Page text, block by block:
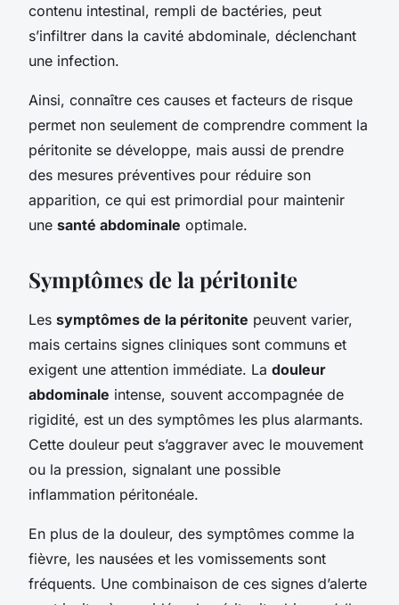
contenu intestinal, rempli de bactéries, peut
s’infiltrer dans la cavité abdominale, déclenchant
une infection.
Ainsi, connaître ces causes et facteurs de risque
permet non seulement de comprendre comment la
péritonite se développe, mais aussi de prendre
des mesures préventives pour réduire son
apparition, ce qui est primordial pour maintenir
une santé abdominale optimale.
Symptômes de la péritonite
Les symptômes de la péritonite peuvent varier,
mais certains signes cliniques sont communs et
exigent une attention immédiate. La douleur
abdominale intense, souvent accompagnée de
rigidité, est un des symptômes les plus alarmants.
Cette douleur peut s’aggraver avec le mouvement
ou la pression, signalant une possible
inflammation péritonéale.
En plus de la douleur, des symptômes comme la
fièvre, les nausées et les vomissements sont
fréquents. Une combinaison de ces signes d’alerte